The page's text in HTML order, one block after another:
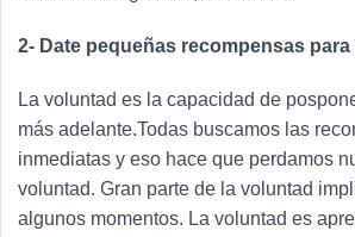
2- Date pequeñas recompensas
La voluntad es la capacidad de
más adelante.Todas buscamos las
inmediatas y eso hace que perdamos
voluntad. Gran parte de la voluntad
algunos momentos. La voluntad es